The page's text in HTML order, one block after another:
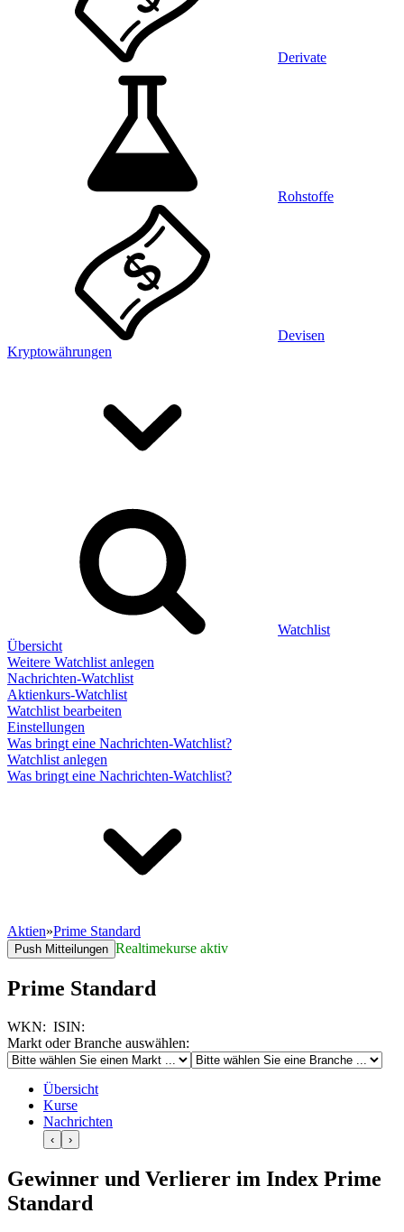
Derivate
Rohstoffe
Devisen
Kryptowährungen
Watchlist
Übersicht
Weitere Watchlist anlegen
Nachrichten-Watchlist
Aktienkurs-Watchlist
Watchlist bearbeiten
Einstellungen
Was bringt eine Nachrichten-Watchlist?
Watchlist anlegen
Was bringt eine Nachrichten-Watchlist?
Aktien»Prime Standard
Push Mitteilungen Realtimekurse aktiv
Prime Standard
WKN: ISIN:
Markt oder Branche auswählen:
Übersicht
Kurse
Nachrichten
‹ ›
Gewinner und Verlierer im Index Prime
Standard